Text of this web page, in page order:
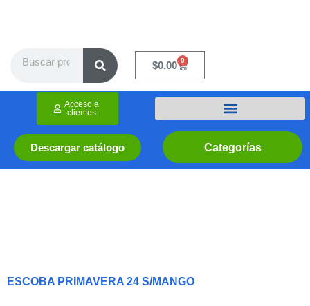
$0.00 0
Cart
Categorías
Descargar catálogo
Acceso a
clientes
ESCOBA PRIMAVERA 24 S/MANGO